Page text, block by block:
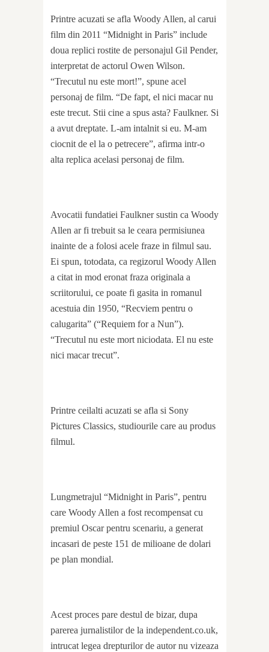
Printre acuzati se afla Woody Allen, al carui
film din 2011 “Midnight in Paris” include
doua replici rostite de personajul Gil Pender,
interpretat de actorul Owen Wilson.
“Trecutul nu este mort!”, spune acel
personaj de film. “De fapt, el nici macar nu
este trecut. Stii cine a spus asta? Faulkner. Si
a avut dreptate. L-am intalnit si eu. M-am
ciocnit de el la o petrecere”, afirma intr-o
alta replica acelasi personaj de film.
Avocatii fundatiei Faulkner sustin ca Woody
Allen ar fi trebuit sa le ceara permisiunea
inainte de a folosi acele fraze in filmul sau.
Ei spun, totodata, ca regizorul Woody Allen
a citat in mod eronat fraza originala a
scriitorului, ce poate fi gasita in romanul
acestuia din 1950, “Recviem pentru o
calugarita” (“Requiem for a Nun”).
“Trecutul nu este mort niciodata. El nu este
nici macar trecut”.
Printre ceilalti acuzati se afla si Sony
Pictures Classics, studiourile care au produs
filmul.
Lungmetrajul “Midnight in Paris”, pentru
care Woody Allen a fost recompensat cu
premiul Oscar pentru scenariu, a generat
incasari de peste 151 de milioane de dolari
pe plan mondial.
Acest proces pare destul de bizar, dupa
parerea jurnalistilor de la independent.co.uk,
intrucat legea drepturilor de autor nu vizeaza